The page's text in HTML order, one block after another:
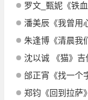
罗文_甄妮《铁
潘美辰《我曾用
朱逢博《清晨我
沈以诚 《猫》
邰正宵《找一个
郑钧《回到拉萨